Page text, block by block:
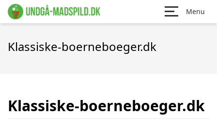
Menu
Klassiske-boerneboeger.dk
Klassiske-boerneboeger.dk